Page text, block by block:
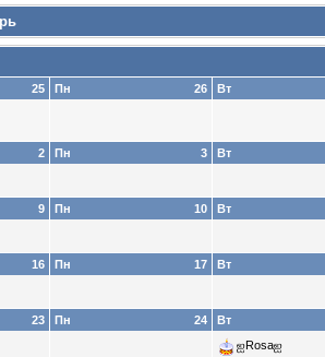
25 26
Пн Вт
2 3
Пн Вт
9 10
Пн Вт
16 17
Пн Вт
23 24
Пн
Вт
ஐRosaஐ